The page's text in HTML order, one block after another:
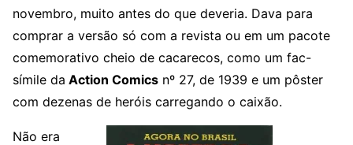
novembro, muito antes do que deveria. Dava para
comprar a versão só com a revista ou em um pacote
comemorativo cheio de cacarecos, como um fac-
símile da Action Comics nº 27, de 1939 e um pôster
com dezenas de heróis carregando o caixão.
Não era